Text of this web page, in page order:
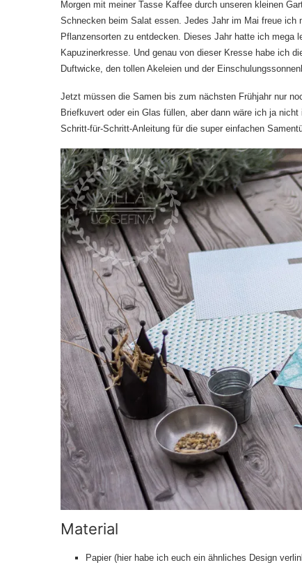
Morgen mit meiner Tasse Kaffee durch unseren kleinen
Schnecken beim Salat essen. Jedes Jahr im Mai freue ich
Pflanzensorten zu entdecken. Dieses Jahr hatte ich mega
Kapuzinerkresse. Und genau von dieser Kresse habe ich
Duftwicke, den tollen Akeleien und der
Jetzt müssen die Samen bis zum nächsten Frühjahr nur
Briefkuvert oder ein Glas füllen, aber dann wäre ich ja
Schritt-für-Schritt-Anleitung für die super einfachen
Material
Papier (hier habe ich euch ein ähnliches Design